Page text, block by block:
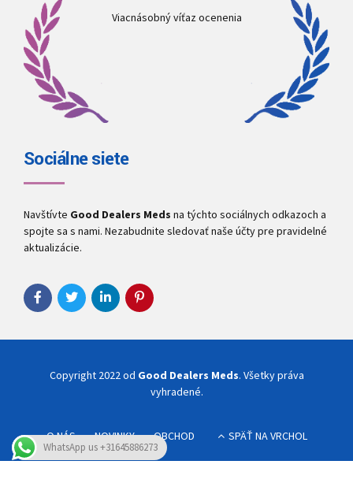
Viacnásobný víťaz ocenenia
Sociálne siete
Navštívte Good Dealers Meds na týchto sociálnych odkazoch a
spojte sa s nami. Nezabudnite sledovať naše účty pre pravidelné
aktualizácie.
Copyright 2022 od Good Dealers Meds. Všetky práva
vyhradené.
O NÁS NOVINKY OBCHOD SPÄŤ NA VRCHOL
WhatsApp us +31645886273